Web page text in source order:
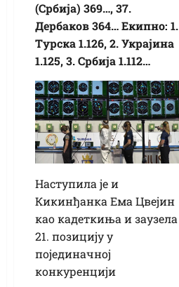
(Србија) 369…, 37.
Дербаков 364… Екипно: 1.
Турска 1.126, 2. Украјина
1.125, 3. Србија 1.112…
Наступила је и
Кикинђанка Ема Цвејин
као кадеткиња и заузела
21. позицију у
појединачној
конкуренцији